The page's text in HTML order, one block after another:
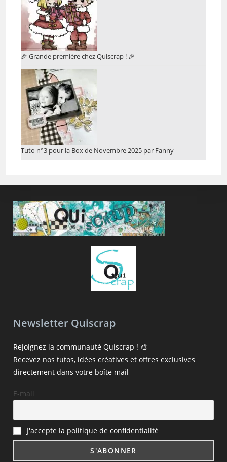
🎉 Grande première chez Quiscrap ! 🎉
Tuto n°3 pour la Box de Novembre 2025 par Fanny
Newsletter Quiscrap
Rejoignez la communauté Quiscrap ! 🎨
Recevez nos tutos, idées créatives et offres exclusives
directement dans votre boîte mail
E-mail
J'accepte la politique de confidentialité